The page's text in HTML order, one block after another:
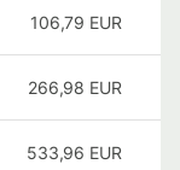
106,79 EUR
266,98 EUR
533,96 EUR